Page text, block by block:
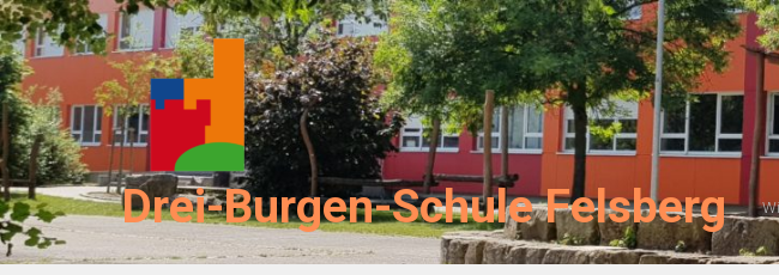
Zum Hauptinhalt springen
Drei-Burgen-Schule Felsberg